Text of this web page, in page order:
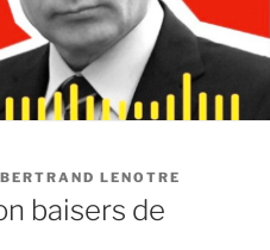
BERTRAND LENOTRE
baisers de